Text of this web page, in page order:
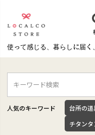
使って感じる、暮らしに届く
人気のキーワード 台所の道
チタン